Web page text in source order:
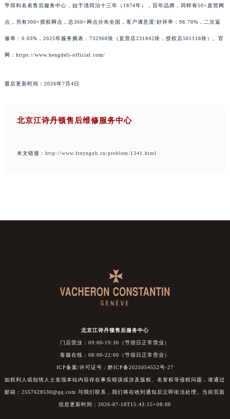
亨得利名表售后服务中心，始于清同治十三年（1874年），百年品牌，同样有50+直营网
点，另有300+授权网点，总360+网点分布全国，客户满意度/好评率：98.70%，二次返
修率：0.03%，2025年服务腕表：732960块（直营店231842块，授权店501118块）。官
网：https://www.hengdeli-official.com/
最后更新时间：2026年7月4日
北京江诗丹顿售后维修服务中心
本文链接： http://www.frnyngxb.cn/problem/1341.html
北京江诗丹顿售后服务中心
门店营业：09:00-19:30（节假日正常营业）
客服在线：08:00-22:00（节假日正常营业）
ICP备案/许可证号：黔ICP备2025054552号-27
如权利人或知情人士发现本站内容存在事实错误或涉及版权、名誉权等侵权问题，请通过
邮箱：2557628530@qq.com 与我们联系，我们将在收到通知后立即依法处理。当前页面
信息更新时间：2026-07-18T15:43:15+08:00